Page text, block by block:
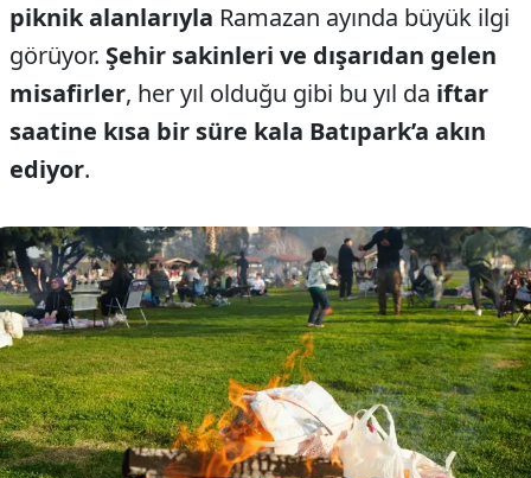
piknik alanlarıyla Ramazan ayında büyük ilgi
görüyor. Şehir sakinleri ve dışarıdan gelen
misafirler, her yıl olduğu gibi bu yıl da iftar
saatine kısa bir süre kala Batıpark’a akın
ediyor.